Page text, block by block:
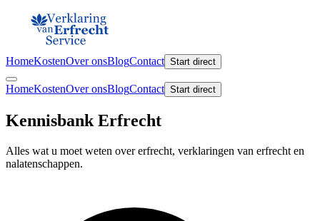
HomeKostenOver onsBlogContact Start direct
HomeKostenOver onsBlogContact Start direct
Kennisbank Erfrecht
Alles wat u moet weten over erfrecht, verklaringen van erfrecht en
nalatenschappen.